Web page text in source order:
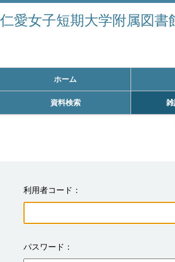
仁愛女子短期大学附属図書
ホーム
資料検索 雑
利用者コード
パスワード